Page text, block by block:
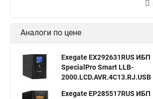
Аналоги по цене
Exegate EX292631RUS ИБП
SpecialPro Smart LLB-
2000.LCD.AVR.4C13.RJ.USB
Exegate EP285517RUS ИБП